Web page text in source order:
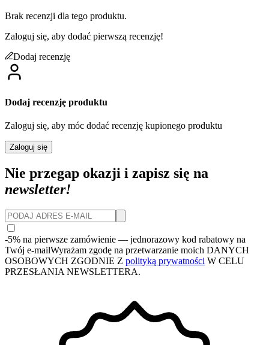
Brak recenzji dla tego produktu.
Zaloguj się, aby dodać pierwszą recenzję!
Dodaj recenzję
Dodaj recenzję produktu
Zaloguj się, aby móc dodać recenzję kupionego produktu
Zaloguj się
Nie przegap okazji i zapisz się na
newsletter!
-5% na pierwsze zamówienie — jednorazowy kod rabatowy na
Twój e-mailWyrażam zgodę na przetwarzanie moich DANYCH
OSOBOWYCH ZGODNIE Z polityką prywatności W CELU
PRZESŁANIA NEWSLETTERA.